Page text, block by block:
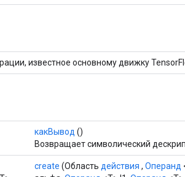
известное основному движку
какВывод ()
Возвращает символический
create (Область действия , Операнд